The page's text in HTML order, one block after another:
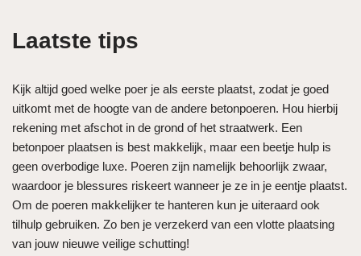
Laatste tips
Kijk altijd goed welke poer je als eerste plaatst, zodat je goed
uitkomt met de hoogte van de andere betonpoeren. Hou hierbij
rekening met afschot in de grond of het straatwerk. Een
betonpoer plaatsen is best makkelijk, maar een beetje hulp is
geen overbodige luxe. Poeren zijn namelijk behoorlijk zwaar,
waardoor je blessures riskeert wanneer je ze in je eentje plaatst.
Om de poeren makkelijker te hanteren kun je uiteraard ook
tilhulp gebruiken. Zo ben je verzekerd van een vlotte plaatsing
van jouw nieuwe veilige schutting!